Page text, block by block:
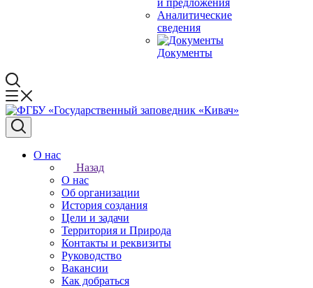
и предложения
Аналитические
сведения
Документы
О нас
Назад
О нас
Об организации
История создания
Цели и задачи
Территория и Природа
Контакты и реквизиты
Руководство
Вакансии
Как добраться